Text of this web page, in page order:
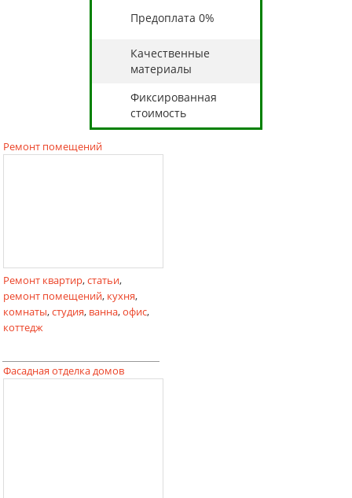
Предоплата 0%
Качественные
материалы
Фиксированная
стоимость
Ремонт помещений
Ремонт квартир,статьи,
ремонт помещений, кухня,
комнаты,студия, ванна,офис,
коттедж
Фасадная отделка домов